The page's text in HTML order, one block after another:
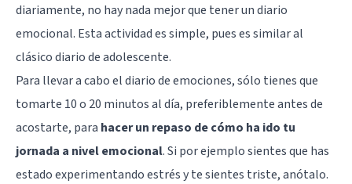
diariamente, no hay nada mejor que tener un diario
emocional. Esta actividad es simple, pues es similar al
clásico diario de adolescente.
Para llevar a cabo el diario de emociones, sólo tienes que
tomarte 10 o 20 minutos al día, preferiblemente antes de
acostarte, para hacer un repaso de cómo ha ido tu
jornada a nivel emocional. Si por ejemplo sientes que has
estado experimentando estrés y te sientes triste, anótalo.